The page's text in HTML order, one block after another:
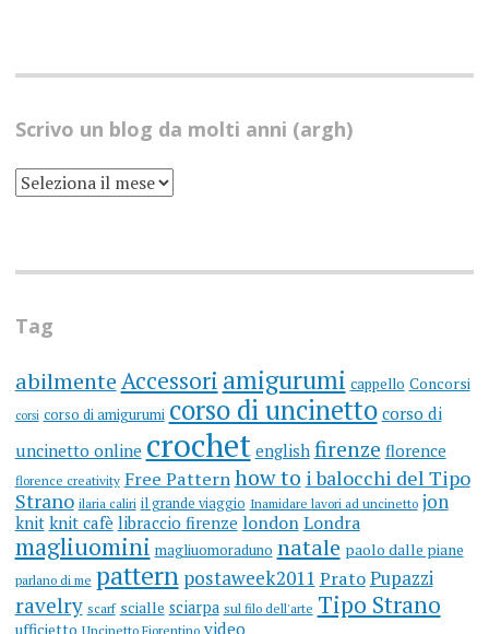
Scrivo un blog da molti anni (argh)
SCRIVO
UN
(ARGH)
Tag
abilmenteAccessori amigurumi cappello Concorsi
corsi corso di amigurumi corso di uncinetto corso di
uncinetto online crochet english firenze florence
florence creativity Free Pattern how to i balocchi del Tipo
Strano ilaria caliri il grande viaggio Inamidare lavori ad uncinetto jon
knit knit cafè libraccio firenze london Londra
magliuomini magliuomoraduno natale paolo dalle piane
parlano di me pattern postaweek2011 Prato Pupazzi
ravelry scarf scialle sciarpa sul filo dell'arte Tipo Strano
ufficietto Uncinetto Fiorentino video